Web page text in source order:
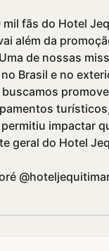
fãs do Hotel
além da
de nossas
Brasil e no
impactar
geral do Hotel